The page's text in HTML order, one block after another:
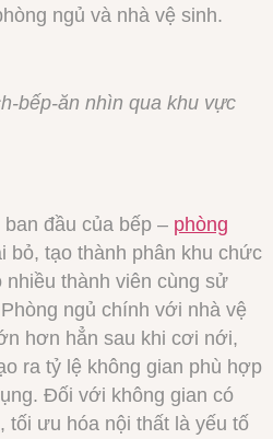
ngủ và nhà vệ sinh.
bếp-ăn nhìn qua khu vực
đầu của bếp – phòng
bỏ, tạo thành phân khu chức
thành viên cùng sử
ngủ chính với nhà vệ
hơn hẳn sau khi cơi nới,
ra tỷ lệ không gian phù hợp
Đối với không gian có
tối ưu hóa nội thất là yếu tố